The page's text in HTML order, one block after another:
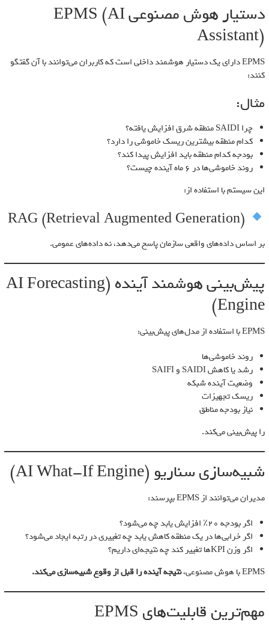
دستیار هوش مصنوعی EPMS (AI
Assistant)
EPMS دارای یک دستیار هوشمند داخلی است که کاربران می‌توانند با آن گفتگو
کنند:
مثال:
چرا SAIDI منطقه شرق افزایش یافته؟
کدام منطقه بیشترین ریسک خاموشی را دارد؟
بودجه کدام منطقه باید افزایش پیدا کند؟
روند خاموشی‌ها در ۶ ماه آینده چیست؟
این سیستم با استفاده از:
بر اساس داده‌های واقعی سازمان پاسخ می‌دهد، نه داده‌های عمومی.
پیش‌بینی هوشمند آینده (AI Forecasting
Engine)
EPMS با استفاده از مدل‌های پیش‌بینی:
روند خاموشی‌ها
رشد یا کاهش SAIDI و SAIFI
وضعیت آینده شبکه
ریسک تجهیزات
نیاز بودجه مناطق
را پیش‌بینی می‌کند.
شبیه‌سازی سناریو (AI What-If Engine)
مدیران می‌توانند از EPMS بپرسند:
اگر بودجه ۲۰٪ افزایش یابد چه می‌شود؟
اگر خرابی‌ها در یک منطقه کاهش یابد چه تغییری در رتبه ایجاد می‌شود؟
اگر وزن KPIها تغییر کند چه نتیجه‌ای داریم؟
EPMS با هوش مصنوعی،
نتیجه آینده را قبل از وقوع شبیه‌سازی می‌کند.
مهم‌ترین قابلیت‌های EPMS